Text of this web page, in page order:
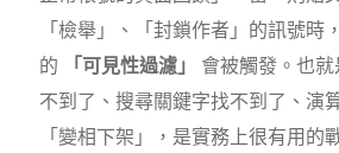
「檢舉」、「封鎖作者」的訊號時
的
「可見性過濾」
會被觸發。也
不到了、搜尋關鍵字找不到了、演
「變相下架」，是實務上很有用的